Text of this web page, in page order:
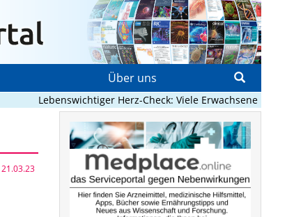
Über uns
Lebenswichtiger Herz-Check: Viele Erwachsene mit
21.03.23